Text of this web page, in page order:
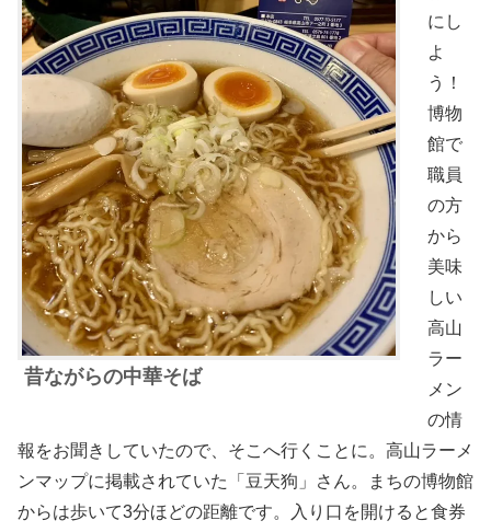
昔ながらの中華そば
にし
よ
う！
博物
館で
職員
の方
から
美味
しい
高山
ラー
メン
の情
報をお聞きしていたので、そこへ行くことに。高山ラーメ
ンマップに掲載されていた「豆天狗」さん。まちの博物館
からは歩いて3分ほどの距離です。入り口を開けると食券